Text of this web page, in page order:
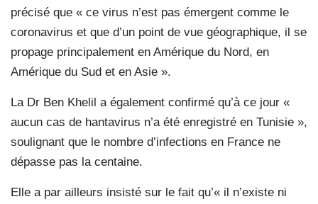
précisé que « ce virus n’est pas émergent comme le
coronavirus et que d’un point de vue géographique, il se
propage principalement en Amérique du Nord, en
Amérique du Sud et en Asie ».
La Dr Ben Khelil a également confirmé qu’à ce jour «
aucun cas de hantavirus n’a été enregistré en Tunisie »,
soulignant que le nombre d’infections en France ne
dépasse pas la centaine.
Elle a par ailleurs insisté sur le fait qu’« il n’existe ni